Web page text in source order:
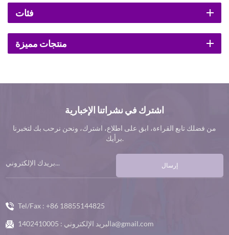
فئات
منتجات مميزة
اشترك في نشراتنا الإخبارية
من فضلك تابع القراءة، ابق على اطلاع، اشترك، ونحن نرحب بك لتخبرنا
برأيك.
إرسال
Tel/Fax : +86 18855144825
البريد الإلكتروني :1402410005a@gmail.com